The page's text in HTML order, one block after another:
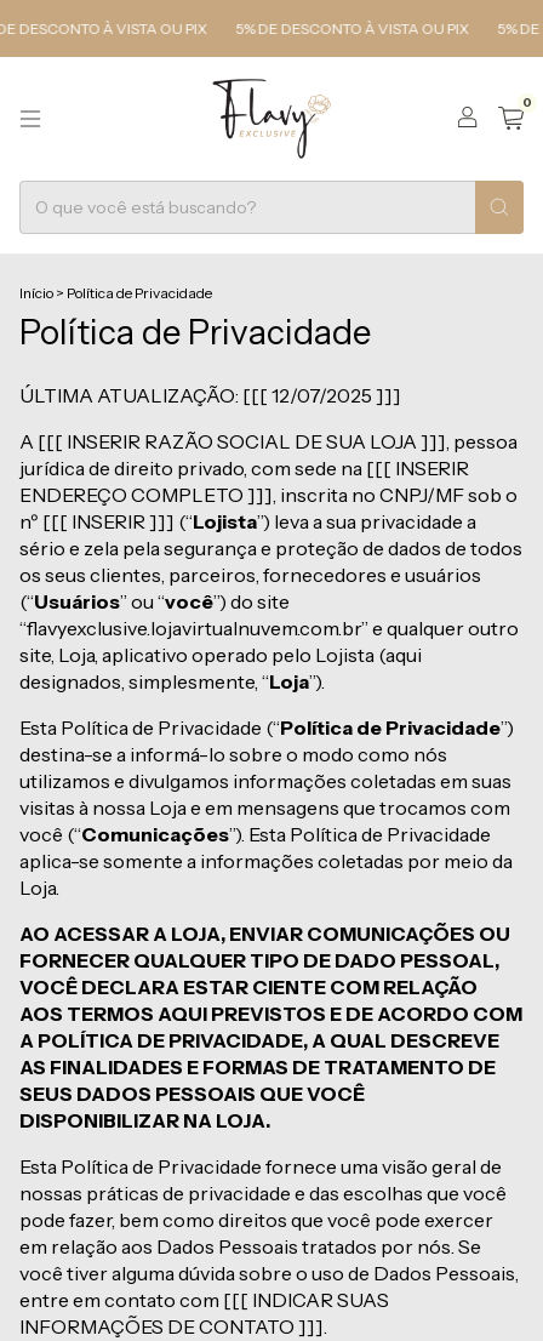
À VISTA OU PIX 5% DE DESCONTO À VISTA OU PIX 5% DE
0
Início > Política de Privacidade
Política de Privacidade
ÚLTIMA ATUALIZAÇÃO: [[[ 12/07/2025 ]]]
A [[[ INSERIR RAZÃO SOCIAL DE SUA LOJA ]]], pessoa
jurídica de direito privado, com sede na [[[ INSERIR
ENDEREÇO COMPLETO ]]], inscrita no CNPJ/MF sob o
nº [[[ INSERIR ]]] (“Lojista”) leva a sua privacidade a
sério e zela pela segurança e proteção de dados de todos
os seus clientes, parceiros, fornecedores e usuários
(“Usuários” ou “você”) do site
“flavyexclusive.lojavirtualnuvem.com.br” e qualquer outro
site, Loja, aplicativo operado pelo Lojista (aqui
designados, simplesmente, “Loja”).
Esta Política de Privacidade (“Política de Privacidade”)
destina-se a informá-lo sobre o modo como nós
utilizamos e divulgamos informações coletadas em suas
visitas à nossa Loja e em mensagens que trocamos com
você (“Comunicações”). Esta Política de Privacidade
aplica-se somente a informações coletadas por meio da
Loja.
AO ACESSAR A LOJA, ENVIAR COMUNICAÇÕES OU
FORNECER QUALQUER TIPO DE DADO PESSOAL,
VOCÊ DECLARA ESTAR CIENTE COM RELAÇÃO
AOS TERMOS AQUI PREVISTOS E DE ACORDO COM
A POLÍTICA DE PRIVACIDADE, A QUAL DESCREVE
AS FINALIDADES E FORMAS DE TRATAMENTO DE
SEUS DADOS PESSOAIS QUE VOCÊ
DISPONIBILIZAR NA LOJA.
Esta Política de Privacidade fornece uma visão geral de
nossas práticas de privacidade e das escolhas que você
pode fazer, bem como direitos que você pode exercer
em relação aos Dados Pessoais tratados por nós. Se
você tiver alguma dúvida sobre o uso de Dados Pessoais,
entre em contato com [[[ INDICAR SUAS
INFORMAÇÕES DE CONTATO ]]].